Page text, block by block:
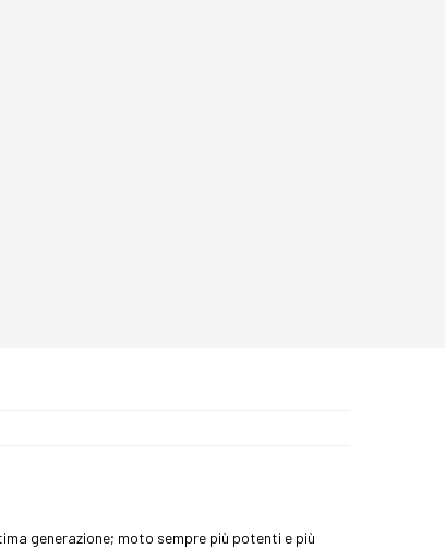
generazione; moto sempre più potenti e più